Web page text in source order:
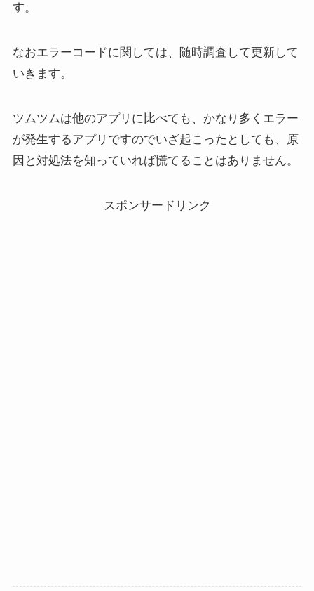
す。
なおエラーコードに関しては、随時調査して更新して
いきます。
ツムツムは他のアプリに比べても、かなり多くエラー
が発生するアプリですのでいざ起こったとしても、原
因と対処法を知っていれば慌てることはありません。
スポンサードリンク